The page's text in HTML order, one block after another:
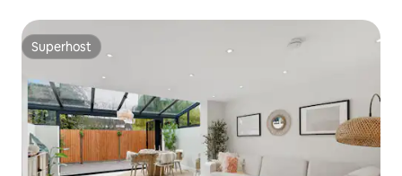
Superhost
Superhost